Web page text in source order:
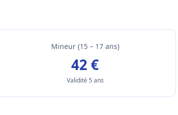
Mineur (15 – 17 ans)
42 €
Validité 5 ans